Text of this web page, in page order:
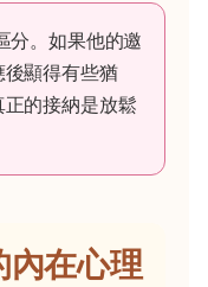
分。如果他的邀
顯得有些猶
的接納是放鬆
內在心理